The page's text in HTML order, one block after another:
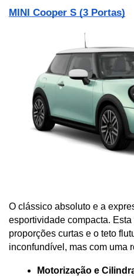
MINI Cooper S (3 Portas)
O clássico absoluto e a
esportividade compacta.
proporções curtas e o teto
inconfundível, mas com uma
Motorização e